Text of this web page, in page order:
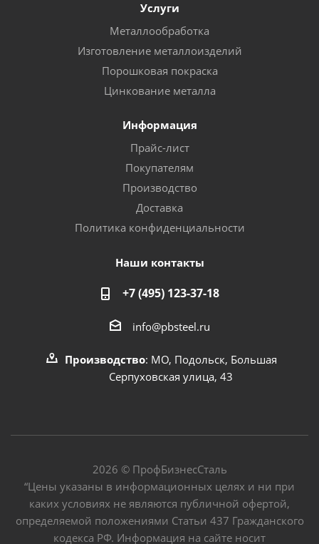
Услуги
Металлообработка
Изготовление металлоизделий
Порошковая покраска
Цинкование металла
Информация
Прайс-лист
Покупателям
Производство
Доставка
Политика конфиденциальности
Наши контакты
+7 (495) 123-37-18
info@pbsteel.ru
Производство: МО, Подольск, Большая
Серпуховская улица, 43
2026 © ПрофБизнесСталь
“Цены указаны в информационных целях и ни при
каких условиях не являются публичной офертой,
определяемой положениями Статьи 437 Гражданского
кодекса РФ. Информация на сайте носит